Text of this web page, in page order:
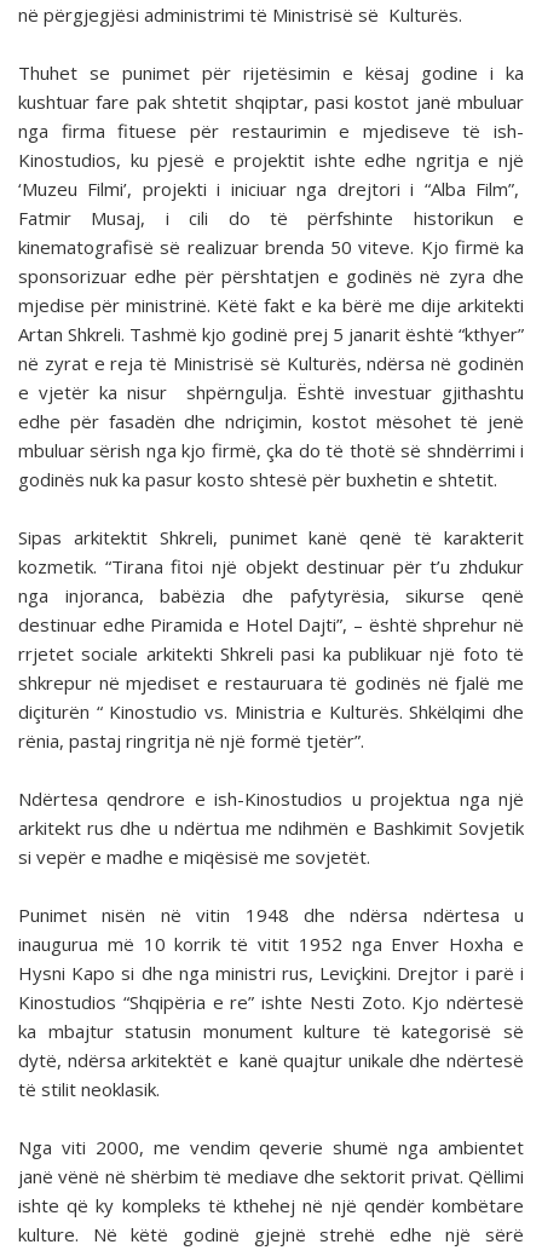
në përgjegjësi administrimi të Ministrisë së Kulturës.
Thuhet se punimet për rijetësimin e kësaj godine i ka
kushtuar fare pak shtetit shqiptar, pasi kostot janë mbuluar
nga firma fituese për restaurimin e mjediseve të ish-
Kinostudios, ku pjesë e projektit ishte edhe ngritja e një
‘Muzeu Filmi’, projekti i iniciuar nga drejtori i “Alba Film”,
Fatmir Musaj, i cili do të përfshinte historikun e
kinematografisë së realizuar brenda 50 viteve. Kjo firmë ka
sponsorizuar edhe për përshtatjen e godinës në zyra dhe
mjedise për ministrinë. Këtë fakt e ka bërë me dije arkitekti
Artan Shkreli. Tashmë kjo godinë prej 5 janarit është “kthyer”
në zyrat e reja të Ministrisë së Kulturës, ndërsa në godinën
e vjetër ka nisur shpërngulja. Është investuar gjithashtu
edhe për fasadën dhe ndriçimin, kostot mësohet të jenë
mbuluar sërish nga kjo firmë, çka do të thotë së shndërrimi i
godinës nuk ka pasur kosto shtesë për buxhetin e shtetit.
Sipas arkitektit Shkreli, punimet kanë qenë të karakterit
kozmetik. “Tirana fitoi një objekt destinuar për t’u zhdukur
nga injoranca, babëzia dhe pafytyrësia, sikurse qenë
destinuar edhe Piramida e Hotel Dajti”, – është shprehur në
rrjetet sociale arkitekti Shkreli pasi ka publikuar një foto të
shkrepur në mjediset e restauruara të godinës në fjalë me
diçiturën “ Kinostudio vs. Ministria e Kulturës. Shkëlqimi dhe
rënia, pastaj ringritja në një formë tjetër”.
Ndërtesa qendrore e ish-Kinostudios u projektua nga një
arkitekt rus dhe u ndërtua me ndihmën e Bashkimit Sovjetik
si vepër e madhe e miqësisë me sovjetët.
Punimet nisën në vitin 1948 dhe ndërsa ndërtesa u
inaugurua më 10 korrik të vitit 1952 nga Enver Hoxha e
Hysni Kapo si dhe nga ministri rus, Leviçkini. Drejtor i parë i
Kinostudios “Shqipëria e re” ishte Nesti Zoto. Kjo ndërtesë
ka mbajtur statusin monument kulture të kategorisë së
dytë, ndërsa arkitektët e kanë quajtur unikale dhe ndërtesë
të stilit neoklasik.
Nga viti 2000, me vendim qeverie shumë nga ambientet
janë vënë në shërbim të mediave dhe sektorit privat. Qëllimi
ishte që ky kompleks të kthehej në një qendër kombëtare
kulture. Në këtë godinë gjejnë strehë edhe një sërë